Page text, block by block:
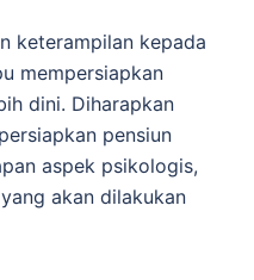
keterampilan kepada
mempersiapkan
dini. Diharapkan
pensiun
aspek psikologis,
akan dilakukan